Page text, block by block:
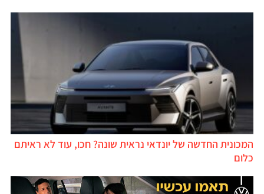
המכונית החדשה של יונדאי נראית שונה? חכו, עוד לא ראיתם
כלום